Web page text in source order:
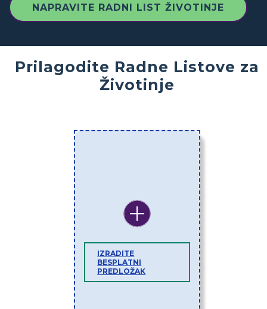
NAPRAVITE RADNI LIST ŽIVOTINJE
Prilagodite Radne Listove za
Životinje
IZRADITE
BESPLATNI
PREDLOŽAK